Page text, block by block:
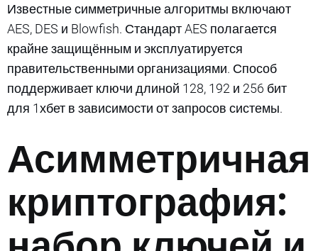
Известные симметричные алгоритмы включают
AES, DES и Blowfish. Стандарт AES полагается
крайне защищённым и эксплуатируется
правительственными организациями. Способ
поддерживает ключи длиной 128, 192 и 256 бит
для 1хбет в зависимости от запросов системы.
Асимметричная
криптография: